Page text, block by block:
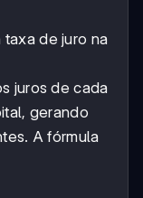
taxa de juro na
juros de cada
gerando
A fórmula